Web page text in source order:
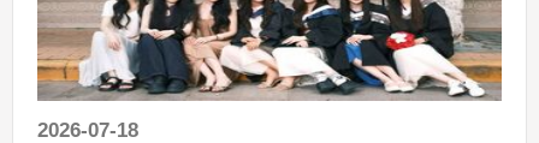
2026-07-18